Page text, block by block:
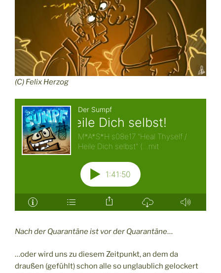
(C) Felix Herzog
Nach der Quarantäne ist vor der Quarantäne…
…oder wird uns zu diesem Zeitpunkt, an dem da
draußen (gefühlt) schon alle so unglaublich gelockert